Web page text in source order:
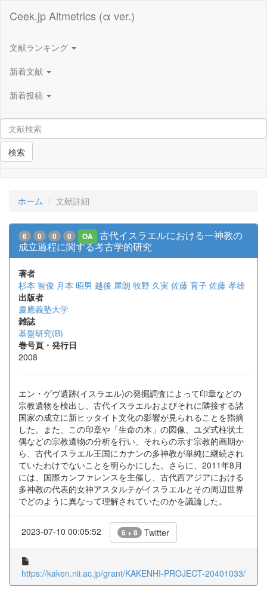
Ceek.jp Altmetrics (α ver.)
文献ランキング
新着文献
新着投稿
検索
ホーム 文献詳細
6 0 0 0 OA
古代イスラエルにおける一神教の
成立過程に関する考古学的研究
著者
杉本 智俊 月本 昭男 越後 屋朗 牧野 久実 佐藤 育子 佐藤 孝雄
出版者
慶應義塾大学
雑誌
基盤研究(B)
巻号頁・発行日
2008
エン・ゲヴ遺跡(イスラエル)の発掘調査によって印章などの
宗教遺物を検出し、古代イスラエルおよびそれに隣接する諸
国家の成立に新ヒッタイト文化の影響が見られることを指摘
した。また、この印章や「生命の木」の図像、ユダ式柱状土
偶などの宗教遺物の分析を行い、それらの示す宗教的画期か
ら、古代イスラエル王国にカナンの多神教が単純に継続され
ていたわけでないことを明らかにした。さらに、2011年8月
には、国際カンファレンスを主催し、古代西アジアにおける
多神教の代表的女神アスタルテがイスラエルとその周辺世界
でどのように異なって理解されていたのかを議論した。
2023-07-10 00:05:52 6 + 8 Twitter
https://kaken.nii.ac.jp/grant/KAKENHI-PROJECT-20401033/